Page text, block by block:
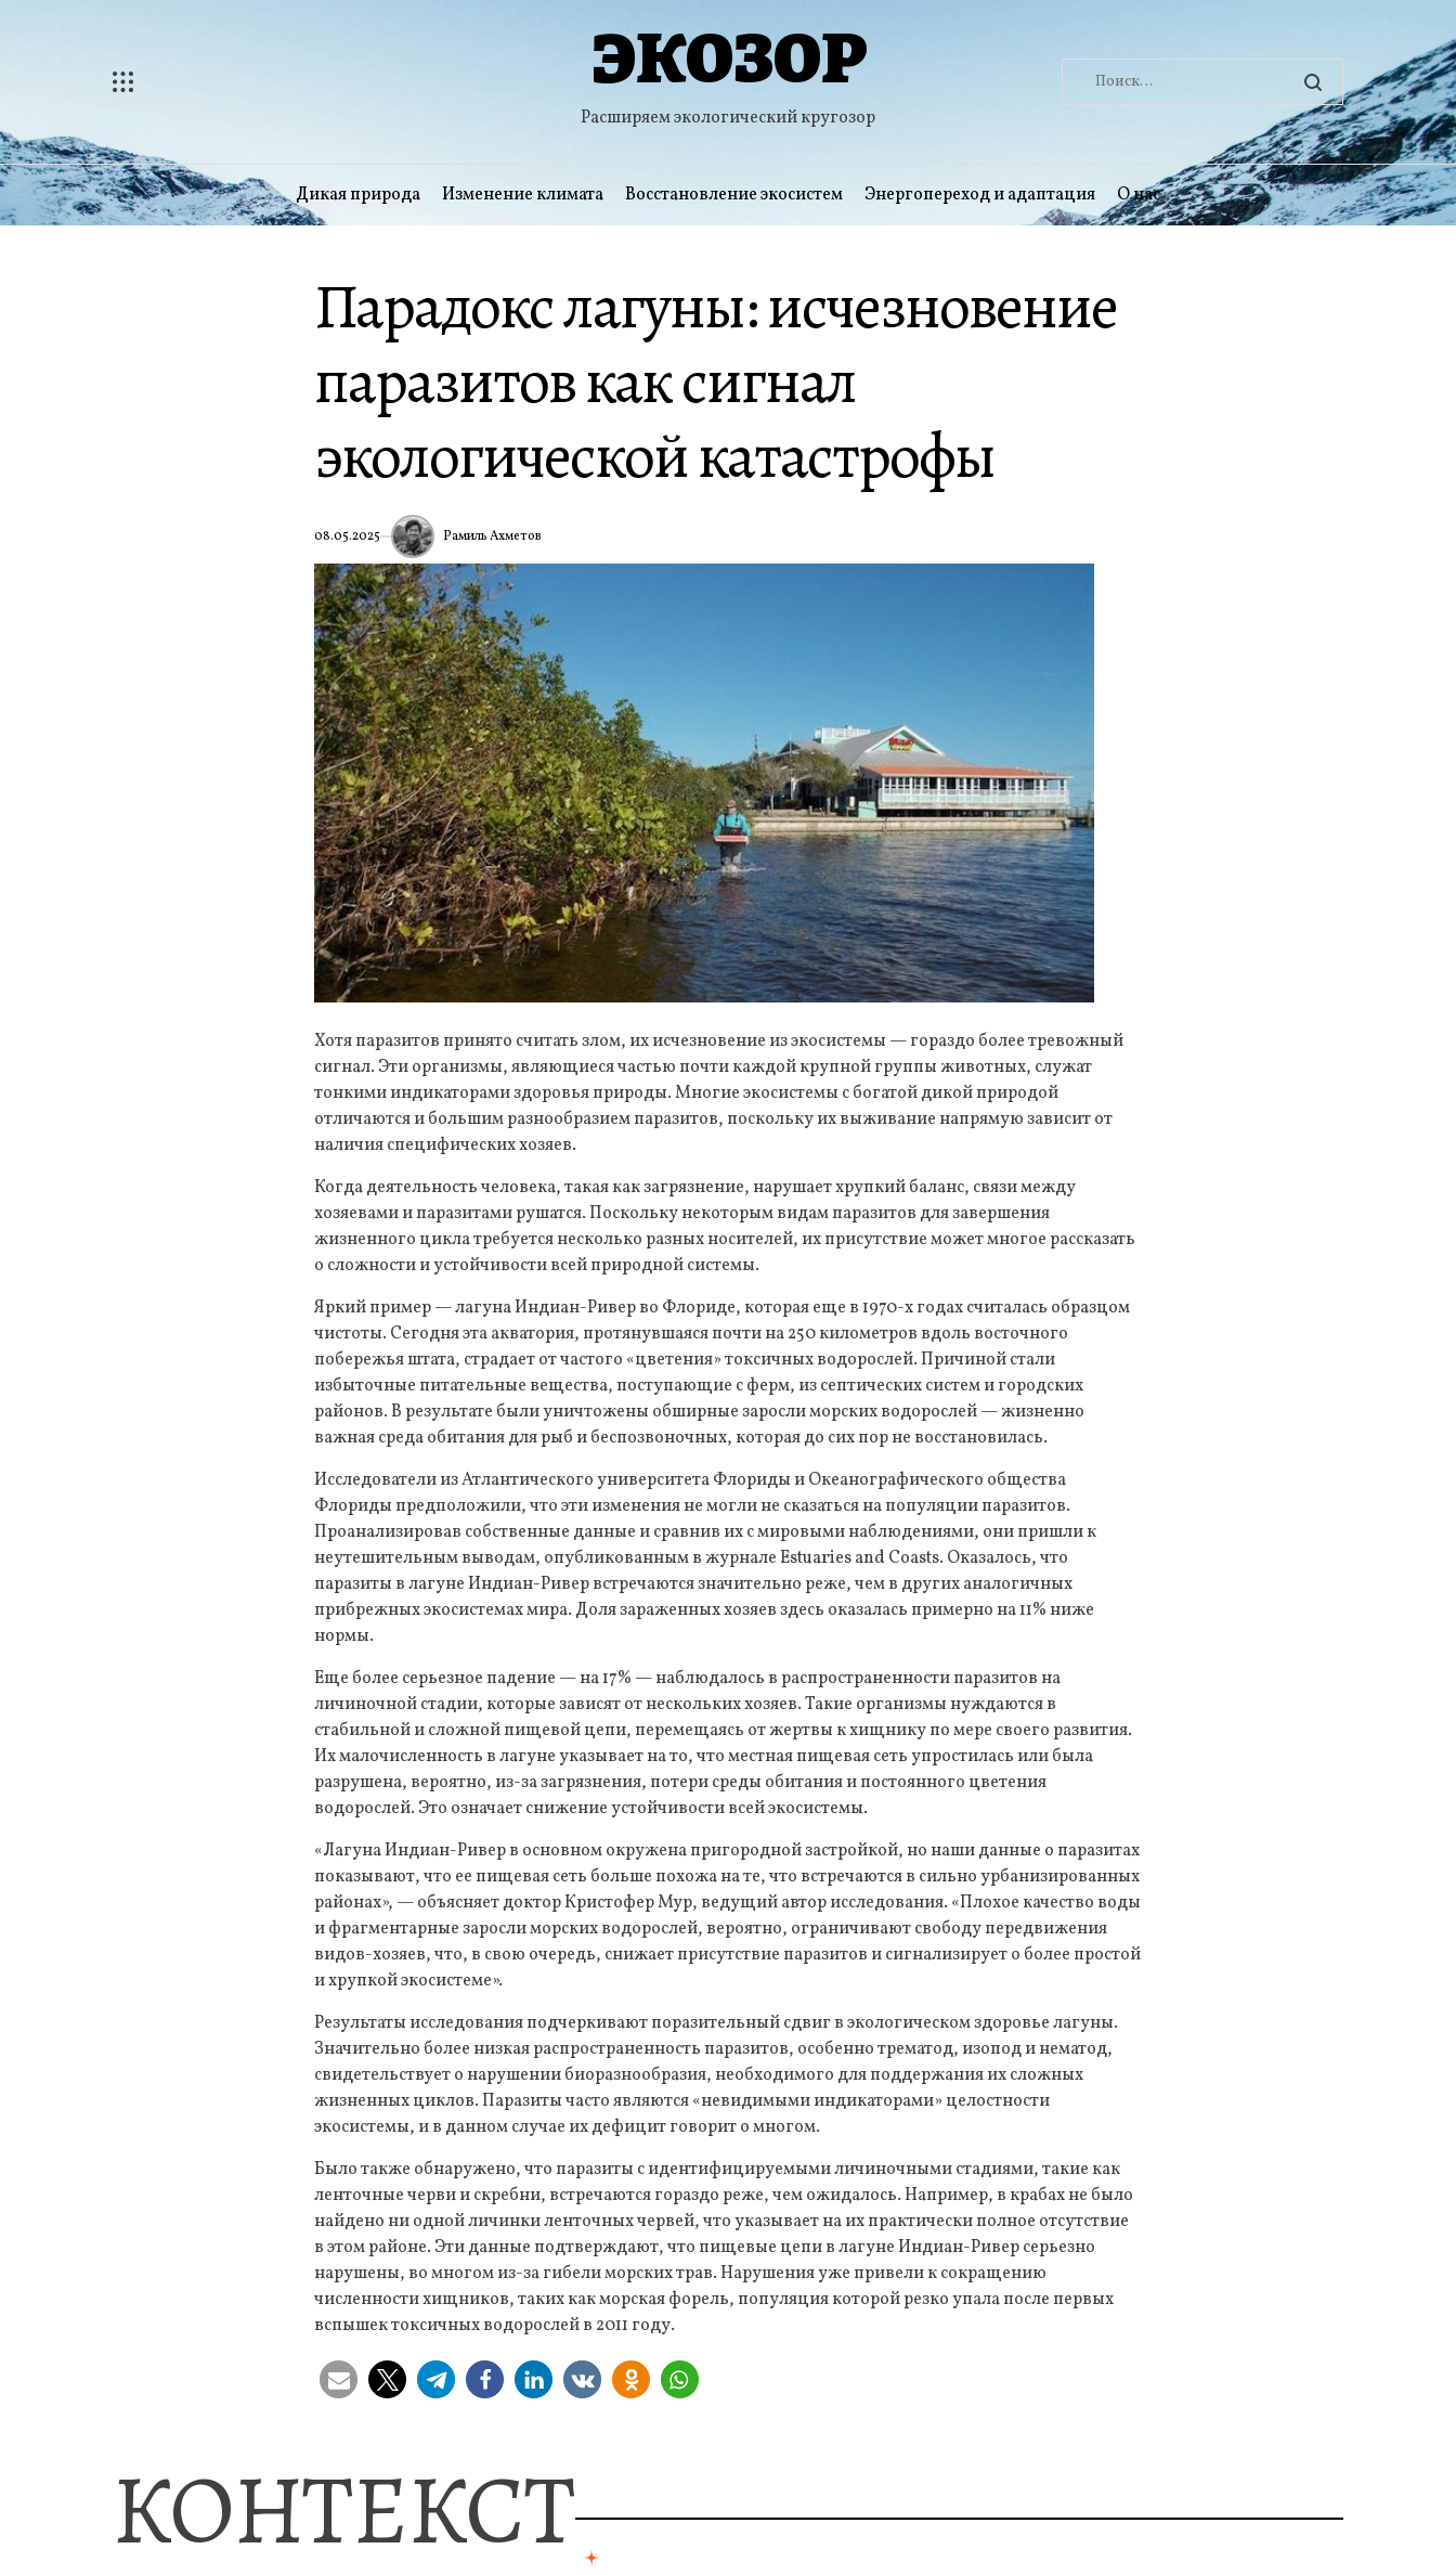
ЭКОЗОР
Расширяем экологический кругозор
Найти:
Дикая природа Изменение климата Восстановление экосистем Энергопереход и адаптация О нас
Парадокс лагуны: исчезновение
паразитов как сигнал
экологической катастрофы
08.05.2025 Рамиль Ахметов
Хотя паразитов принято считать злом, их исчезновение из экосистемы — гораздо более тревожный
сигнал. Эти организмы, являющиеся частью почти каждой крупной группы животных, служат
тонкими индикаторами здоровья природы. Многие экосистемы с богатой дикой природой
отличаются и большим разнообразием паразитов, поскольку их выживание напрямую зависит от
наличия специфических хозяев.
Когда деятельность человека, такая как загрязнение, нарушает хрупкий баланс, связи между
хозяевами и паразитами рушатся. Поскольку некоторым видам паразитов для завершения
жизненного цикла требуется несколько разных носителей, их присутствие может многое рассказать
о сложности и устойчивости всей природной системы.
Яркий пример — лагуна Индиан-Ривер во Флориде, которая еще в 1970-х годах считалась образцом
чистоты. Сегодня эта акватория, протянувшаяся почти на 250 километров вдоль восточного
побережья штата, страдает от частого «цветения» токсичных водорослей. Причиной стали
избыточные питательные вещества, поступающие с ферм, из септических систем и городских
районов. В результате были уничтожены обширные заросли морских водорослей — жизненно
важная среда обитания для рыб и беспозвоночных, которая до сих пор не восстановилась.
Исследователи из Атлантического университета Флориды и Океанографического общества
Флориды предположили, что эти изменения не могли не сказаться на популяции паразитов.
Проанализировав собственные данные и сравнив их с мировыми наблюдениями, они пришли к
неутешительным выводам, опубликованным в журнале Estuaries and Coasts. Оказалось, что
паразиты в лагуне Индиан-Ривер встречаются значительно реже, чем в других аналогичных
прибрежных экосистемах мира. Доля зараженных хозяев здесь оказалась примерно на 11% ниже
нормы.
Еще более серьезное падение — на 17% — наблюдалось в распространенности паразитов на
личиночной стадии, которые зависят от нескольких хозяев. Такие организмы нуждаются в
стабильной и сложной пищевой цепи, перемещаясь от жертвы к хищнику по мере своего развития.
Их малочисленность в лагуне указывает на то, что местная пищевая сеть упростилась или была
разрушена, вероятно, из-за загрязнения, потери среды обитания и постоянного цветения
водорослей. Это означает снижение устойчивости всей экосистемы.
«Лагуна Индиан-Ривер в основном окружена пригородной застройкой, но наши данные о паразитах
показывают, что ее пищевая сеть больше похожа на те, что встречаются в сильно урбанизированных
районах», — объясняет доктор Кристофер Мур, ведущий автор исследования. «Плохое качество воды
и фрагментарные заросли морских водорослей, вероятно, ограничивают свободу передвижения
видов-хозяев, что, в свою очередь, снижает присутствие паразитов и сигнализирует о более простой
и хрупкой экосистеме».
Результаты исследования подчеркивают поразительный сдвиг в экологическом здоровье лагуны.
Значительно более низкая распространенность паразитов, особенно трематод, изопод и нематод,
свидетельствует о нарушении биоразнообразия, необходимого для поддержания их сложных
жизненных циклов. Паразиты часто являются «невидимыми индикаторами» целостности
экосистемы, и в данном случае их дефицит говорит о многом.
Было также обнаружено, что паразиты с идентифицируемыми личиночными стадиями, такие как
ленточные черви и скребни, встречаются гораздо реже, чем ожидалось. Например, в крабах не было
найдено ни одной личинки ленточных червей, что указывает на их практически полное отсутствие
в этом районе. Эти данные подтверждают, что пищевые цепи в лагуне Индиан-Ривер серьезно
нарушены, во многом из-за гибели морских трав. Нарушения уже привели к сокращению
численности хищников, таких как морская форель, популяция которой резко упала после первых
вспышек токсичных водорослей в 2011 году.
КОНТЕКСТ